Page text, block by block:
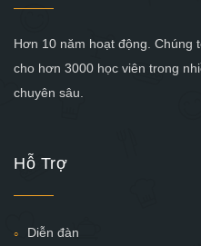
Hơn 10 năm hoạt động. Chúng
cho hơn 3000 học viên trong
chuyên sâu.
Hỗ Trợ
Diễn đàn